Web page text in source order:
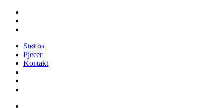
Videre
indhold
Støt os
Pjecer
Kontakt